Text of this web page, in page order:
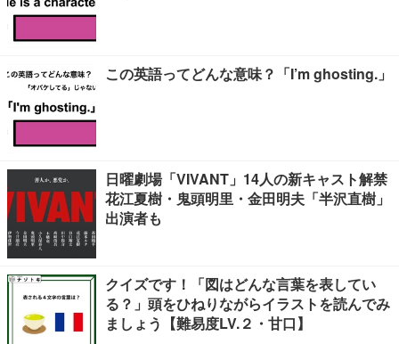
この英語ってどんな意味？「I’m ghosting.」
日曜劇場「VIVANT」14人の新キャスト解禁
花江夏樹・鬼頭明里・金田明夫「半沢直樹」
出演者も
クイズです！「図はどんな言葉を表してい
る？」頭をひねりながらイラストを読んでみ
ましょう【難易度LV.２・甘口】